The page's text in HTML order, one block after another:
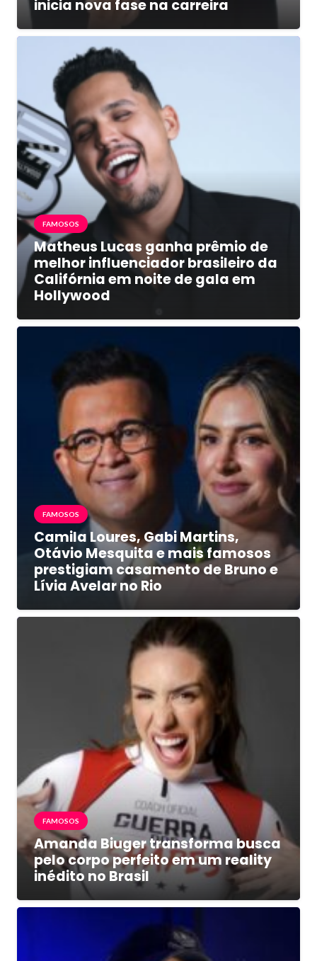
inicia nova fase na carreira
FAMOSOS
Matheus Lucas ganha prêmio de
melhor influenciador brasileiro da
Califórnia em noite de gala em
Hollywood
FAMOSOS
Camila Loures, Gabi Martins,
Otávio Mesquita e mais famosos
prestigiam casamento de Bruno e
Lívia Avelar no Rio
FAMOSOS
Amanda Biuger transforma busca
pelo corpo perfeito em um reality
inédito no Brasil